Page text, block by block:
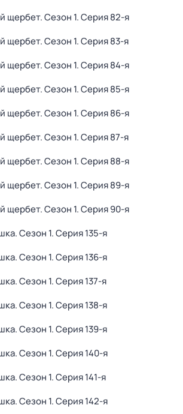
щербет. Сезон 1. Серия 82-я
щербет. Сезон 1. Серия 83-я
щербет. Сезон 1. Серия 84-я
щербет. Сезон 1. Серия 85-я
щербет. Сезон 1. Серия 86-я
щербет. Сезон 1. Серия 87-я
щербет. Сезон 1. Серия 88-я
щербет. Сезон 1. Серия 89-я
щербет. Сезон 1. Серия 90-я
. Сезон 1. Серия 135-я
. Сезон 1. Серия 136-я
. Сезон 1. Серия 137-я
. Сезон 1. Серия 138-я
. Сезон 1. Серия 139-я
. Сезон 1. Серия 140-я
. Сезон 1. Серия 141-я
. Сезон 1. Серия 142-я